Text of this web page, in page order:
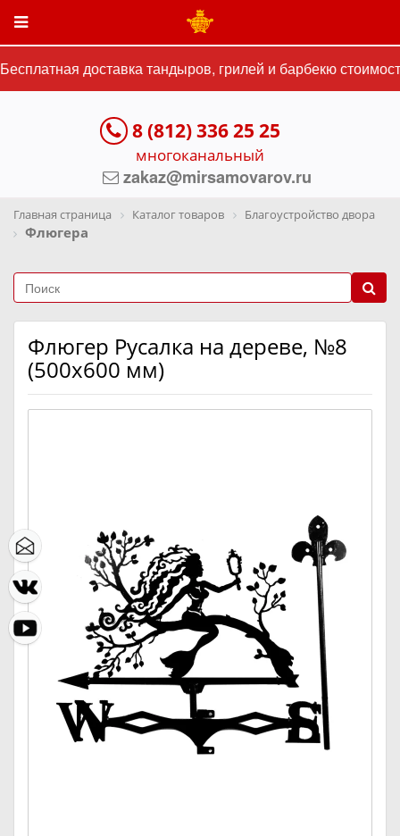
доставка тандыров, грилей и барбекю
8 (812) 336 25 25
многоканальный
zakaz@mirsamovarov.ru
Главная страница Каталог товаров Благоустройство двора
Флюгера
Флюгер Русалка на дереве, №8
(500x600 мм)